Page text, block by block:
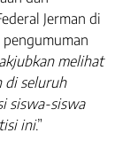
Jerman di
melihat
di seluruh
siswa-siswa
ini.”